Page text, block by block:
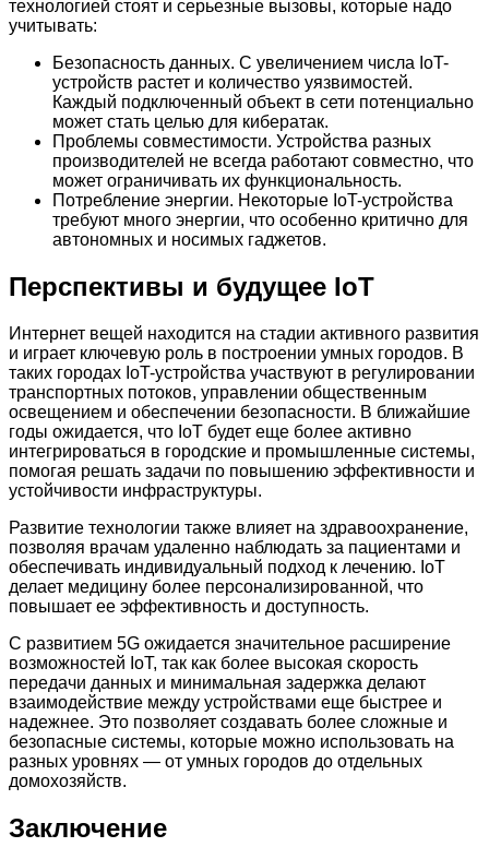
технологией стоят и серьезные вызовы, которые надо
учитывать:
Безопасность данных. С увеличением числа IoT-
устройств растет и количество уязвимостей.
Каждый подключенный объект в сети потенциально
может стать целью для кибератак.
Проблемы совместимости. Устройства разных
производителей не всегда работают совместно, что
может ограничивать их функциональность.
Потребление энергии. Некоторые IoT-устройства
требуют много энергии, что особенно критично для
автономных и носимых гаджетов.
Перспективы и будущее IoT
Интернет вещей находится на стадии активного развития
и играет ключевую роль в построении умных городов. В
таких городах IoT-устройства участвуют в регулировании
транспортных потоков, управлении общественным
освещением и обеспечении безопасности. В ближайшие
годы ожидается, что IoT будет еще более активно
интегрироваться в городские и промышленные системы,
помогая решать задачи по повышению эффективности и
устойчивости инфраструктуры.
Развитие технологии также влияет на здравоохранение,
позволяя врачам удаленно наблюдать за пациентами и
обеспечивать индивидуальный подход к лечению. IoT
делает медицину более персонализированной, что
повышает ее эффективность и доступность.
С развитием 5G ожидается значительное расширение
возможностей IoT, так как более высокая скорость
передачи данных и минимальная задержка делают
взаимодействие между устройствами еще быстрее и
надежнее. Это позволяет создавать более сложные и
безопасные системы, которые можно использовать на
разных уровнях — от умных городов до отдельных
домохозяйств.
Заключение